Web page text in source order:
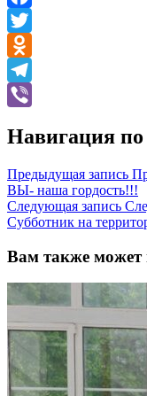
Facebook
Twitter
Odnoklassniki
Telegram
Навигация по
Предыдущая запись
ВЫ- наша гордость!!!
Следующая запись
Субботник на
Вам также может